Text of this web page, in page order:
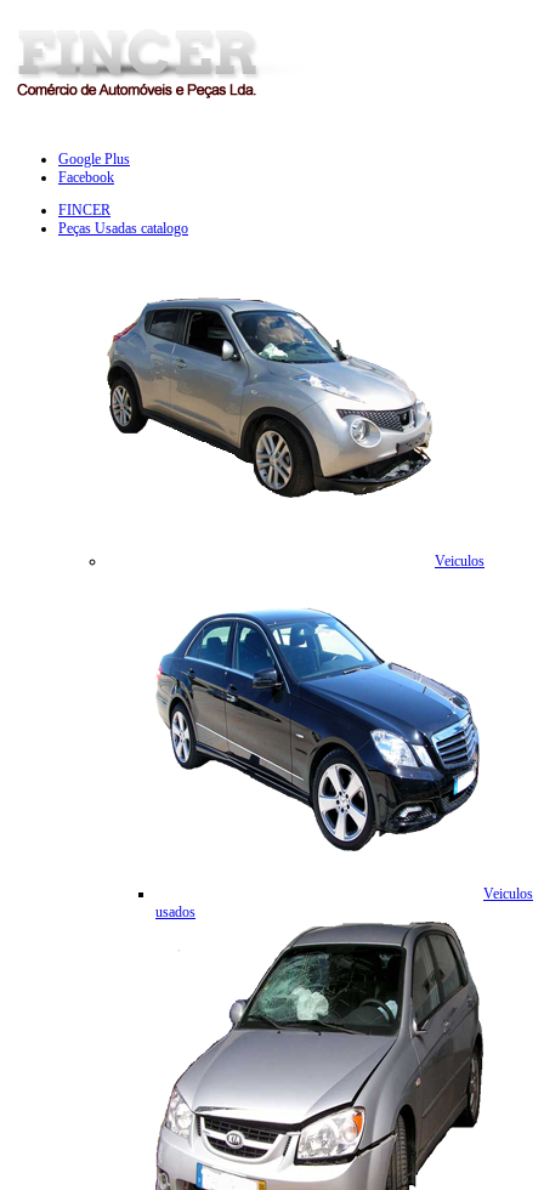
Google Plus
Facebook
FINCER
Peças Usadas catalogo
Veiculos
Veiculos
usados